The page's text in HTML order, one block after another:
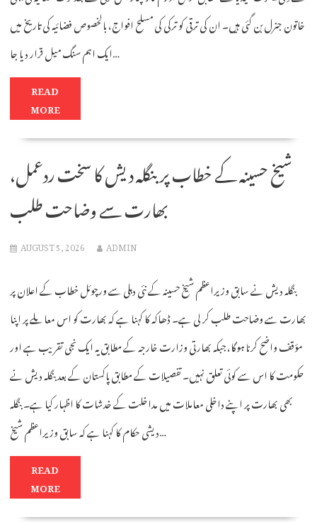
خاتون جنرل بن گئی ہیں۔ ان کی ترقی کو ترکی کی مسلح افواج، بالخصوص فضائیہ کی تاریخ میں
ایک اہم سنگ میل قرار دیا جا…
READ
MORE
شیخ حسینہ کے خطاب پر بنگلہ دیش کا سخت ردعمل،
بھارت سے وضاحت طلب
AUGUST 5, 2026 ADMIN
بنگلہ دیش نے سابق وزیراعظم شیخ حسینہ کے نئی دہلی سے ورچوئل خطاب کے اعلان پر
بھارت سے وضاحت طلب کر لی ہے۔ ڈھاکہ کا کہنا ہے کہ بھارت کو اس معاملے پر اپنا
مؤقف واضح کرنا ہوگا، جبکہ بھارتی وزارت خارجہ کے مطابق یہ ایک نجی تقریب ہے اور
حکومت کا اس سے کوئی تعلق نہیں۔ تفصیلات کے مطابق پاکستان کے بعد بنگلہ دیش نے
بھی بھارت پر اپنے داخلی معاملات میں مداخلت کے خدشات کا اظہار کیا ہے۔ بنگلہ
دیشی حکام کا کہنا ہے کہ سابق وزیراعظم شیخ…
READ
MORE